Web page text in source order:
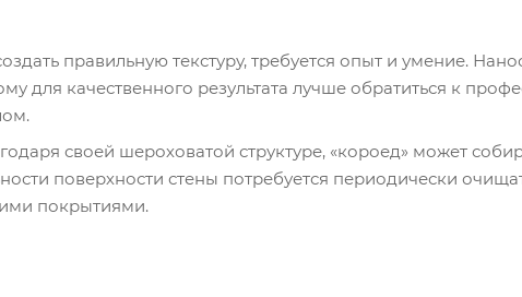
правильную текстуру, требуется опыт и умение.
для качественного результата лучше обратиться к
своей шероховатой структуре, «короед» может
поверхности стены потребуется периодически
покрытиями.